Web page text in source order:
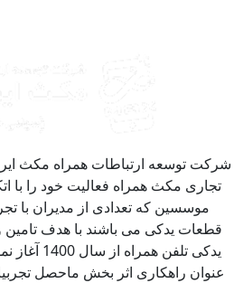
توسعه ارتباطات همراه مکث
مکث همراه فعالیت خود را با اتکا
موسسین که تعدادی از مدیران با
یدکی می باشند با هدف تامین و
یدکی تلفن همراه
راهکاری اثر بخش ماحصل تجربیات